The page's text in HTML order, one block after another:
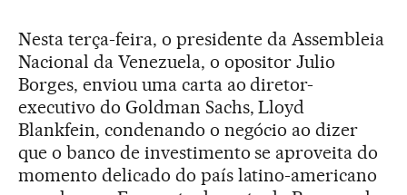
Nesta terça-feira, o presidente da Assembleia
Nacional da Venezuela, o opositor Julio
Borges, enviou uma carta ao diretor-
executivo do Goldman Sachs, Lloyd
Blankfein, condenando o negócio ao dizer
que o banco de investimento se aproveita do
momento delicado do país latino-americano